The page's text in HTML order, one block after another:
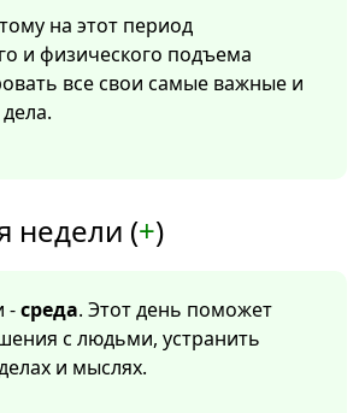
на этот период
и физического подъема
все свои самые важные и
недели (+)
-среда. Этот день поможет
с людьми, устранить
и мыслях.